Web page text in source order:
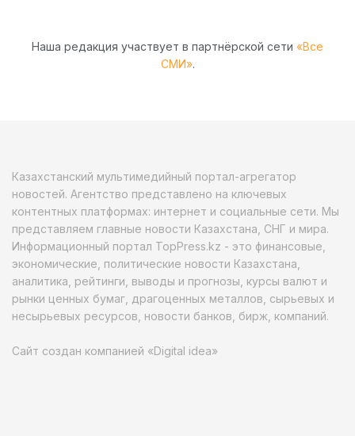
Наша редакция участвует в партнёрской сети «Все
СМИ».
Казахстанский мультимедийный портал-агрегатор
новостей. Агентство представлено на ключевых
контентных платформах: интернет и социальные сети. Мы
представляем главные новости Казахстана, СНГ и мира.
Информационный портал TopPress.kz - это финансовые,
экономические, политические новости Казахстана,
аналитика, рейтинги, выводы и прогнозы, курсы валют и
рынки ценных бумаг, драгоценных металлов, сырьевых и
несырьевых ресурсов, новости банков, бирж, компаний.
Сайт создан компанией «Digital idea»